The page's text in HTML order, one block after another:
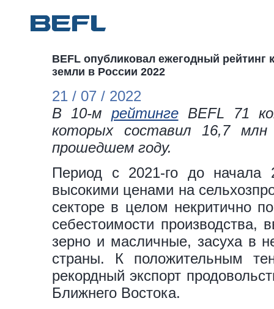
BEFL опубликовал ежегодный рейтинг
земли в России 2022
21 / 07 / 2022
В 10-м рейтингеBEFL 71
которых составил 16,7
прошедшем году.
Период с 2021-го до начала
высокими ценами на
секторе в целом некритично
себестоимости производства,
зерно и масличные, засуха в
страны. К положительным
рекордный экспорт
Ближнего Востока.